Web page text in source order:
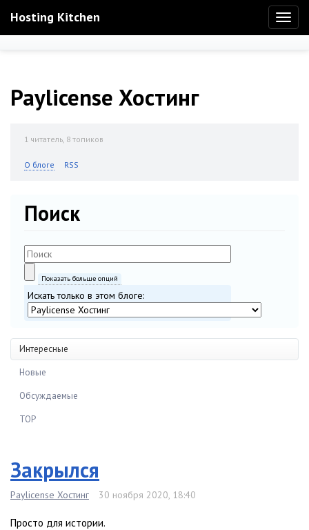
Hosting Kitchen
Paylicense Хостинг
1 читатель, 8 топиков
О блоге RSS
Поиск
Показать больше опций
Искать только в этом блоге:
Интересные
Новые
Обсуждаемые
TOP
Закрылся
Paylicense Хостинг 30 ноября 2020, 18:40
Просто для истории.